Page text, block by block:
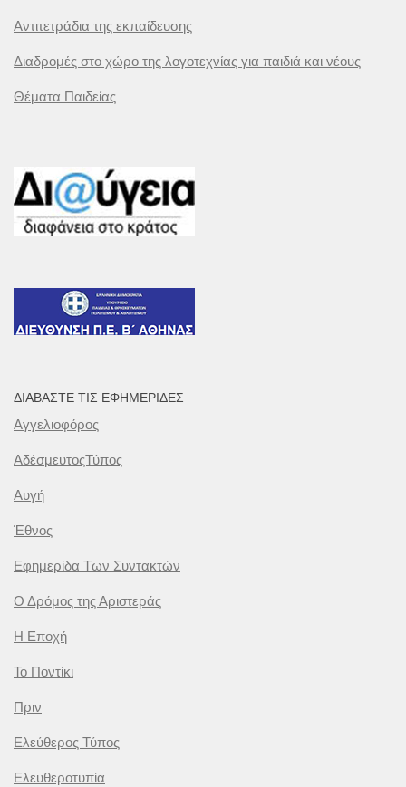
Αντιτετράδια της εκπαίδευσης
Διαδρομές στο χώρο της λογοτεχνίας για παιδιά και νέους
Θέματα Παιδείας
ΔΙΑΒΆΣΤΕ ΤΙΣ ΕΦΗΜΕΡΊΔΕΣ
Αγγελιοφόρος
ΑδέσμευτοςΤύπος
Αυγή
Έθνος
Εφημερίδα Των Συντακτών
Ο Δρόμος της Αριστεράς
Η Εποχή
Το Ποντίκι
Πριν
Ελεύθερος Τύπος
Ελευθεροτυπία